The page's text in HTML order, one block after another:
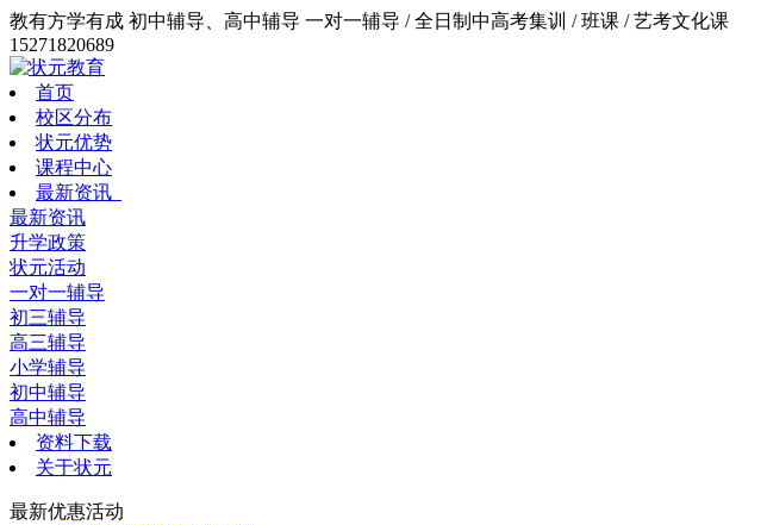
教有方学有成 初中辅导、高中辅导 一对一辅导 / 全日制中高考集训 / 班课 / 艺考文化课
15271820689
首页
校区分布
状元优势
课程中心
最新资讯
最新资讯
升学政策
状元活动
一对一辅导
初三辅导
高三辅导
小学辅导
初中辅导
高中辅导
资料下载
关于状元
最新优惠活动